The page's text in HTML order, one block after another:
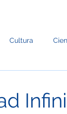
Cultura